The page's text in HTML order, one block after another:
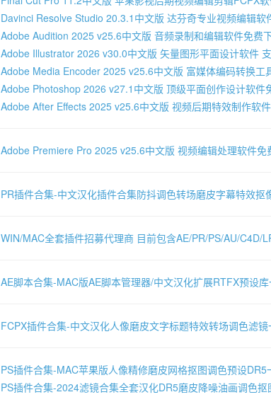
Davinci Resolve Studio 20.3.1中文版 达芬奇专业视频编辑软
Adobe Audition 2025 v25.6中文版 音频录制和编辑软件免费
Adobe Illustrator 2026 v30.0中文版 矢量图形平面设计软件
Adobe Media Encoder 2025 v25.6中文版 富媒体编码转换工
Adobe Photoshop 2026 v27.1中文版 顶级平面创作设计软件
Adobe After Effects 2025 v25.6中文版 视频后期特效制作软
Adobe Premiere Pro 2025 v25.6中文版 视频编辑处理软件免
PR插件合集-中文汉化插件合集防抖调色转场磨皮字幕特效抠
WIN/MAC全套插件招募代理商 目前包含AE/PR/PS/AU/C4D/
AE脚本合集-MAC版AE脚本管理器/中文汉化扩展RTFX预设
FCPX插件合集-中文汉化人像磨皮文字标题特效转场调色滤
PS插件合集-MAC苹果版人像精修磨皮网格抠图调色预设DR5
PS插件合集-2024滤镜合集全套汉化DR5磨皮降噪油画调色